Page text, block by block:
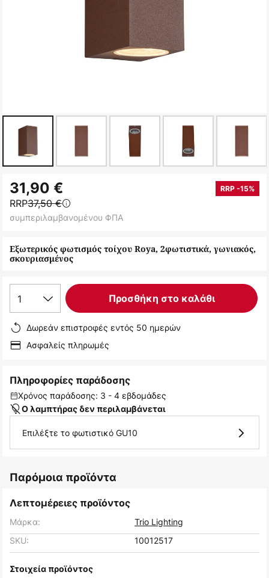
στην
αρχή
της
εικόνων
Εξωτερικός φωτισμός τοίχου Roya, 2φωτιστικά, γωνιακός,
σκουριασμένος
31,90 € RRP -15%
RRP37,50 €
συμπεριλαμβανομένου ΦΠΑ
1 Προσθήκη στο καλάθι
Δωρεάν επιστροφές εντός 50 ημερών
Ασφαλείς πληρωμές
Πληροφορίες παράδοσης
Χρόνος παράδοσης: 3 - 4 εβδομάδες
Ο λαμπτήρας δεν περιλαμβάνεται
Επιλέξτε το φωτιστικό GU10
Παρόμοια προϊόντα
Λεπτομέρειες προϊόντος
Μάρκα:
Trio Lighting
SKU:
10012517
Στοιχεία προϊόντος